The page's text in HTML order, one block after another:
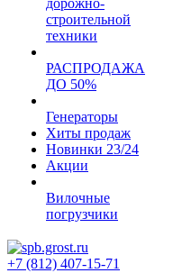
дорожно-
строительной
техники
РАСПРОДАЖА
ДО 50%
Генераторы
Хиты продаж
Новинки 23/24
Акции
Вилочные
погрузчики
+7 (812) 407-15-71